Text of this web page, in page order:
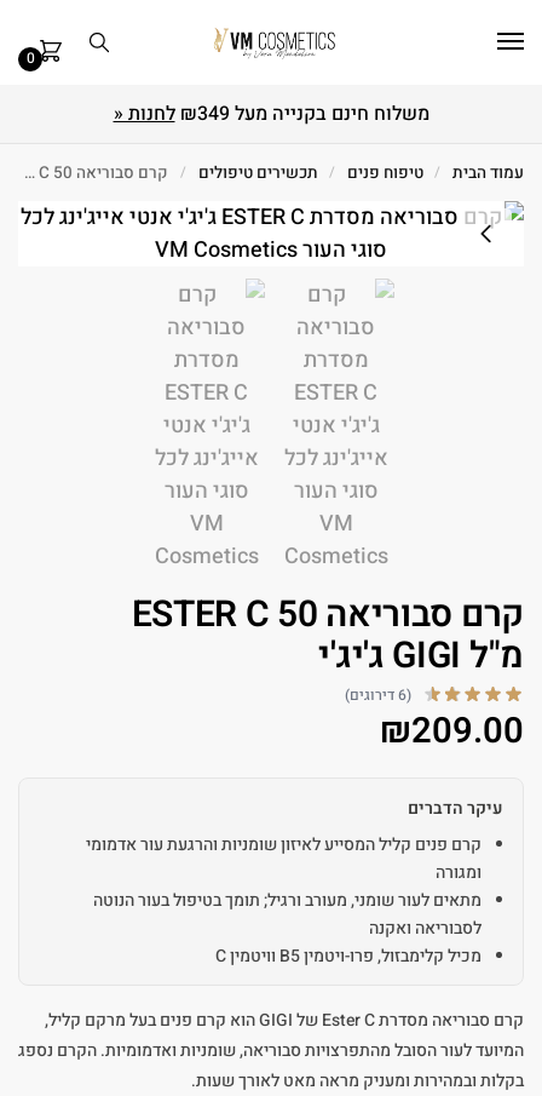
0
משלוח חינם בקנייה מעל ₪349 לחנות «
עמוד הבית / טיפוח פנים / תכשירים טיפולים / קרם סבוריאה ESTER C 50 מ"ל GIGI ג'יג'י
קרם סבוריאה ESTER C 50
מ"ל GIGI ג'יג'י
(6 דירוגים)
₪209.00
עיקר הדברים
קרם פנים קליל המסייע לאיזון שומניות והרגעת עור אדמומי
ומגורה
מתאים לעור שומני, מעורב ורגיל; תומך בטיפול בעור הנוטה
לסבוריאה ואקנה
מכיל קלימבזול, פרו-ויטמין B5 וויטמין C
קרם סבוריאה מסדרת Ester C של GIGI הוא קרם פנים בעל מרקם קליל,
המיועד לעור הסובל מהתפרצויות סבוריאה, שומניות ואדמומיות. הקרם נספג
בקלות ובמהירות ומעניק מראה מאט לאורך שעות.